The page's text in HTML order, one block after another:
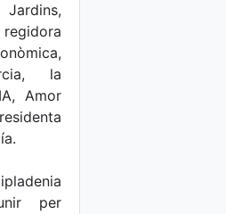
la
Amor
per